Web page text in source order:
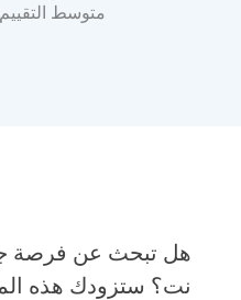
متوسط التقييم: 4.7 (120
هل تبحث عن فرصة
نت؟ ستزودك هذه